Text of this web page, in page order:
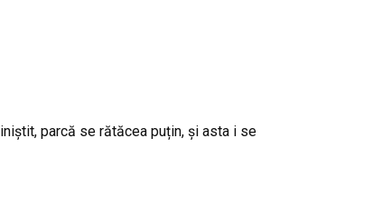
parcă se rătăcea puțin, și asta i se